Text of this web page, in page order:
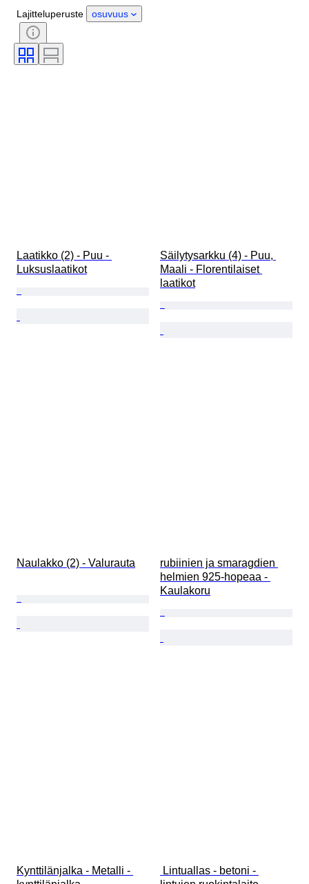
Kunto
Sertifiointi
Tyylisuuntaus
Tekniikka
Painos
Lajitteluperuste osuvuus
Laatikko (2) - Puu -
Luksuslaatikot
Säilytysarkku (4) - Puu,
Maali - Florentilaiset
laatikot
Naulakko (2) - Valurauta
rubiinien ja smaragdien
helmien 925-hopeaa -
Kaulakoru
Kynttilänjalka - Metalli -